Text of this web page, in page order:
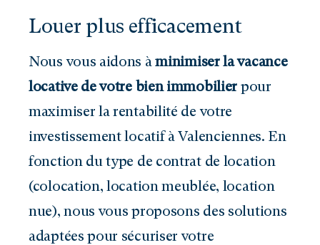
Louer plus efficacement
Nous vous aidons àminimiser la vacance
locative de votre bien immobilier pour
maximiser la rentabilité de votre
investissement locatif à Valenciennes. En
fonction du type de contrat de location
(colocation, location meublée, location
nue), nous vous proposons des solutions
adaptées pour sécuriser votre